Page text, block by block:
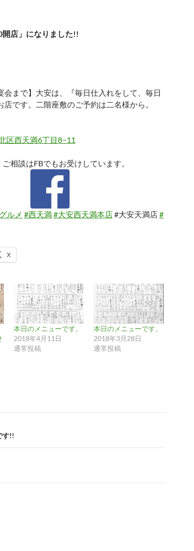
店」になりました!!
会まで】大安は、『毎日仕入れをして、毎日
店です。二階座敷のご予約は二名様から。
区西天満6丁目8−11
ご相談はFBでもお受けしています。
ルメ #西天満#大安西天満本店#大安天満店#
X
本日のメニューです。
2018年4月11日
通常投稿
本日のメニューです。
2018年3月28日
通常投稿
す!!